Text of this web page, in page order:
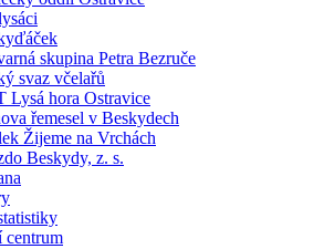
skupina Petra Bezruče
svaz včelařů
Lysá hora Ostravice
řemesel v Beskydech
Žijeme na Vrchách
Beskydy, z. s.
centrum